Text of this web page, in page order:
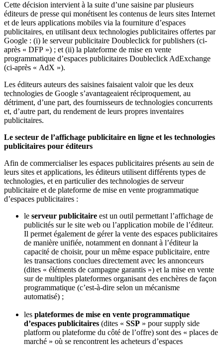
Cette décision intervient à la suite d’une saisine par plusieurs
éditeurs de presse qui monétisent les contenus de leurs sites Internet
et de leurs applications mobiles via la fourniture d’espaces
publicitaires, en utilisant deux technologies publicitaires offertes par
Google : (i) le serveur publicitaire Doubleclick for publishers (ci-
après « DFP ») ; et (ii) la plateforme de mise en vente
programmatique d’espaces publicitaires Doubleclick AdExchange
(ci-après « AdX »).
Les éditeurs auteurs des saisines faisaient valoir que les deux
technologies de Google s’avantageaient réciproquement, au
détriment, d’une part, des fournisseurs de technologies concurrents
et, d’autre part, du rendement de leurs propres inventaires
publicitaires.
Le secteur de l’affichage publicitaire en ligne et les technologies
publicitaires pour éditeurs
Afin de commercialiser les espaces publicitaires présents au sein de
leurs sites et applications, les éditeurs utilisent différents types de
technologies, et en particulier des technologies de serveur
publicitaire et de plateforme de mise en vente programmatique
d’espaces publicitaires :
le serveur publicitaire est un outil permettant l’affichage de
publicités sur le site web ou l’application mobile de l’éditeur.
Il permet également de gérer la vente des espaces publicitaires
de manière unifiée, notamment en donnant à l’éditeur la
capacité de choisir, pour un même espace publicitaire, entre
les transactions conclues directement avec les annonceurs
(dites « éléments de campagne garantis ») et la mise en vente
sur de multiples plateformes organisant des enchères de façon
programmatique (c’est-à-dire selon un mécanisme
automatisé) ;
les plateformes de mise en vente programmatique
d’espaces publicitaires (dites « SSP » pour supply side
platform ou plateforme du côté de l’offre) sont des « places de
marché » où se rencontrent les acheteurs d’espaces